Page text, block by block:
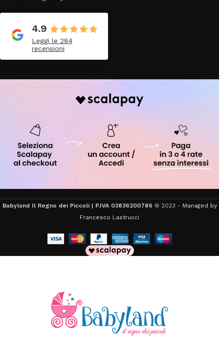
4.9
Leggi le 284
recensioni
Babyland Il Regno dei Piccoli | P.IVA 03836200786 © 2023 - Managed by
Francesco Lastrucci